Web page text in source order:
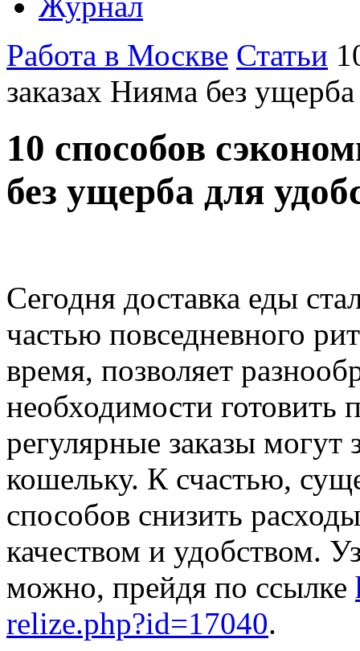
Работа в Москве Статьи
заказах Нияма без
10 способов
без ущерба для
Сегодня доставка еды
частью повседневного
время, позволяет
необходимости готовить
регулярные заказы могут
кошельку. К счастью,
способов снизить
качеством и удобством.
можно, прейдя по ссылке
relize.php?id=17040.